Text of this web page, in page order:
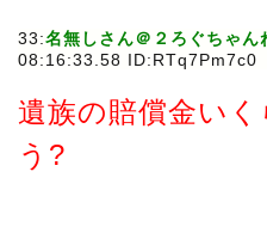
33:名無しさん＠２ろぐちゃん
08:16:33.58 ID:RTq7Pm7c0
遺族の賠償金い
う?